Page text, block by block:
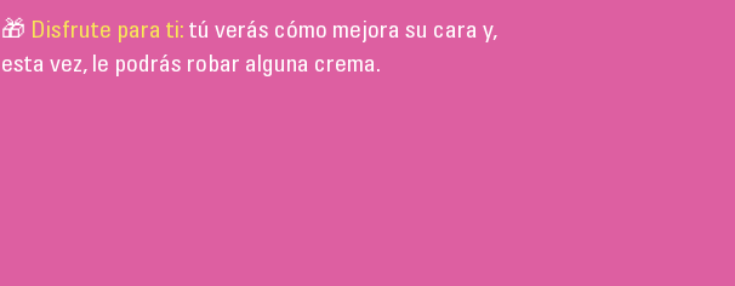
🎁 Disfrute para ti: tú verás cómo mejora su cara y,
esta vez, le podrás robar alguna crema.